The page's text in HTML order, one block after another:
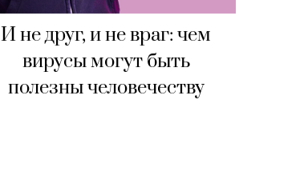
И не друг, и не враг: чем
вирусы могут быть
полезны человечеству